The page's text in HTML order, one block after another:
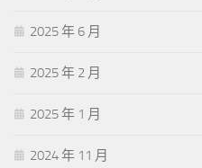
2025 年 6 月
2025 年 2 月
2025 年 1 月
2024 年 11 月